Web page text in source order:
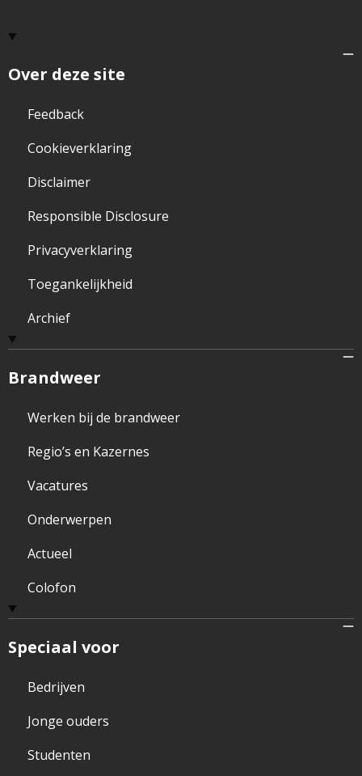
Over deze site
Feedback
Cookieverklaring
Disclaimer
Responsible Disclosure
Privacyverklaring
Toegankelijkheid
Archief
Brandweer
Werken bij de brandweer
Regio’s en Kazernes
Vacatures
Onderwerpen
Actueel
Colofon
Speciaal voor
Bedrijven
Jonge ouders
Studenten